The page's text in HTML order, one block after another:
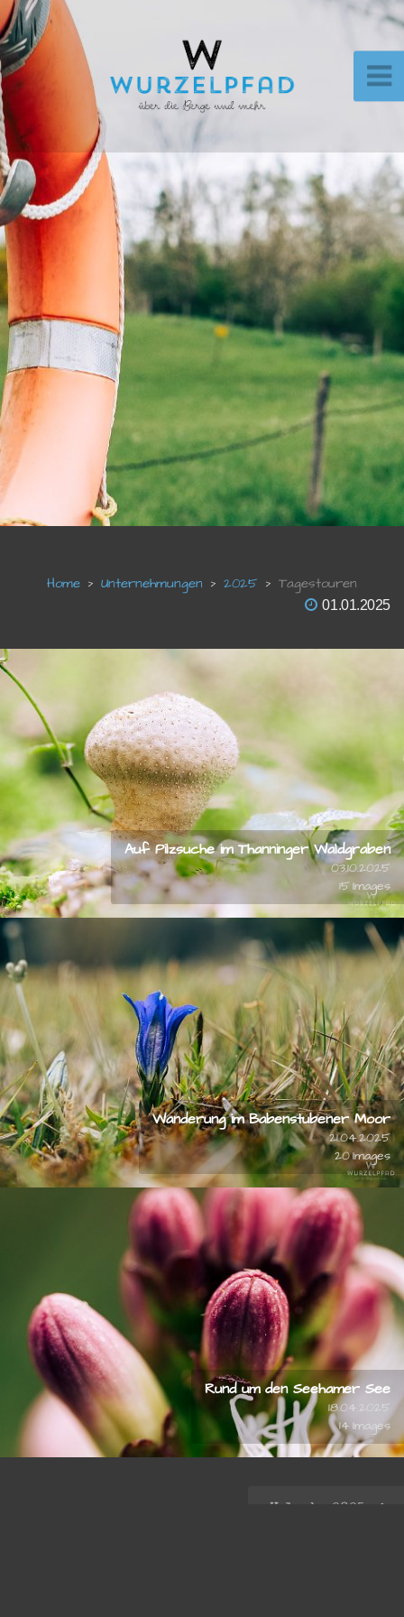
Unternehmungen 2025 Tagestouren
01.01.2025
Auf Pilzsuche im Thanninger Waldgraben
03.10.2025
15
Wanderung im Babenstubener Moor
21.04.2025
20
Rund um den Seehamer See
18.04.2025
14
© 2026stefan-knoll.com